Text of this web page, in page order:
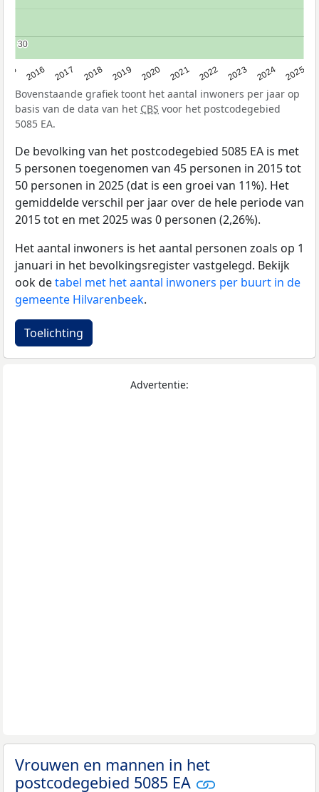
2016 2017 2018 2019 2020 2021 2022 2023 2024 2025
30
30
Bovenstaande grafiek toont het aantal inwoners per jaar op
basis van de data van het CBS voor het postcodegebied
5085 EA.
De bevolking van het postcodegebied 5085 EA is met
5 personen toegenomen van 45 personen in 2015 tot
50 personen in 2025 (dat is een groei van 11%). Het
gemiddelde verschil per jaar over de hele periode van
2015 tot en met 2025 was 0 personen (2,26%).
Het aantal inwoners is het aantal personen zoals op 1
januari in het bevolkingsregister vastgelegd. Bekijk
ook detabel met het aantal inwoners per buurt in de
gemeente Hilvarenbeek.
Toelichting
Advertentie:
Vrouwen en mannen in het
postcodegebied 5085 EA